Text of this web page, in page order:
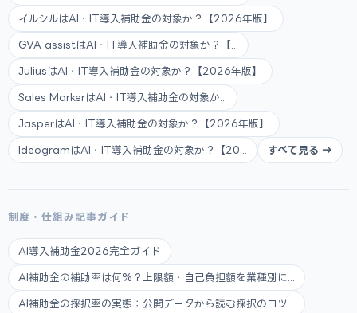
イルシルはAI・IT導入補助金の対象か？【2026年版】
GVA assistはAI・IT導入補助金の対象か？【...
JuliusはAI・IT導入補助金の対象か？【2026年版】
Sales MarkerはAI・IT導入補助金の対象か...
JasperはAI・IT導入補助金の対象か？【2026年版】
IdeogramはAI・IT導入補助金の対象か？【20... すべて見る →
制度・仕組み記事ガイド
AI導入補助金2026完全ガイド
AI補助金の補助率は何%？上限額・自己負担額を業種別に...
AI補助金の採択率の実態：公開データから読む採択のコツ...